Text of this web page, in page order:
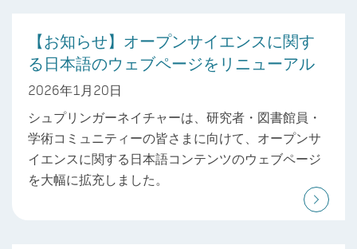
【お知らせ】オープンサイエンスに関す
る日本語のウェブページをリニューアル
2026年1月20日
シュプリンガーネイチャーは、研究者・図書館員・
学術コミュニティーの皆さまに向けて、オープンサ
イエンスに関する日本語コンテンツのウェブページ
を大幅に拡充しました。